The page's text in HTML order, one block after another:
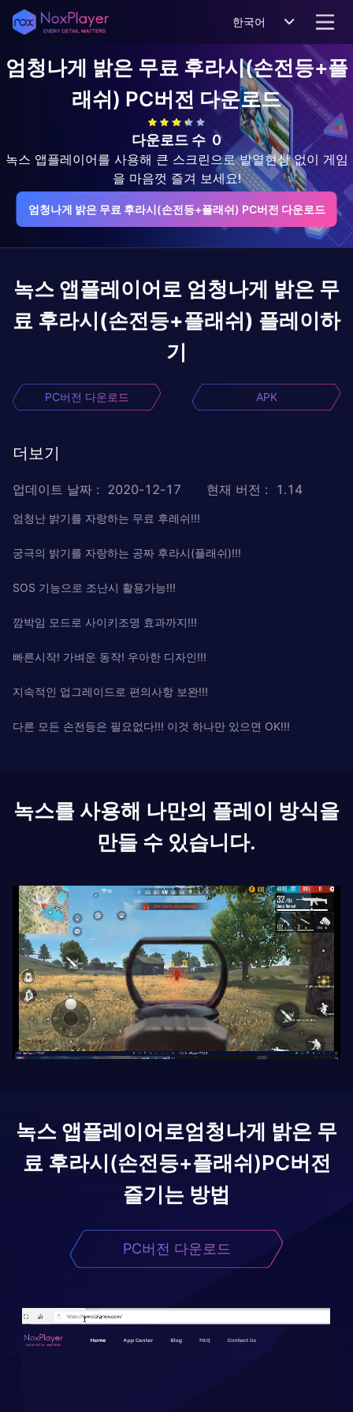
한국어
엄청나게 밝은 무료 후라시(손전등+플
래쉬) PC버전 다운로드
다운로드 수 0
녹스 앱플레이어를 사용해 큰 스크린으로 발열현상 없이 게임
을 마음껏 즐겨 보세요!
엄청나게 밝은 무료 후라시(손전등+플래쉬) PC버전 다운로드
녹스 앱플레이어로 엄청나게 밝은 무
료 후라시(손전등+플래쉬) 플레이하
기
PC버전 다운로드 APK
더보기
업데이트 날짜 : 2020-12-17 현재 버전 : 1.14
엄청난 밝기를 자랑하는 무료 후레쉬!!!
궁극의 밝기를 자랑하는 공짜 후라시(플래쉬)!!!
SOS 기능으로 조난시 활용가능!!!
깜박임 모드로 사이키조명 효과까지!!!
빠른시작! 가벼운 동작! 우아한 디자인!!!
지속적인 업그레이드로 편의사항 보완!!!
다른 모든 손전등은 필요없다!!! 이것 하나만 있으면 OK!!!
녹스를 사용해 나만의 플레이 방식을
만들 수 있습니다.
녹스 앱플레이어로엄청나게 밝은 무
료 후라시(손전등+플래쉬)PC버전
즐기는 방법
PC버전 다운로드